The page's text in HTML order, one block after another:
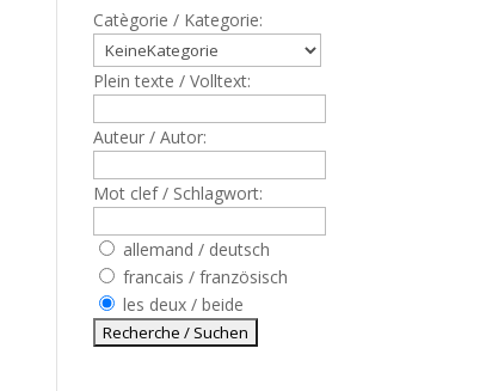
Catègorie / Kategorie:
Plein texte / Volltext:
Auteur / Autor:
Mot clef / Schlagwort:
allemand / deutsch
francais / französisch
les deux / beide